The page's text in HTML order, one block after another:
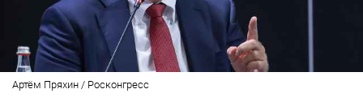
Артём Пряхин / Росконгресс